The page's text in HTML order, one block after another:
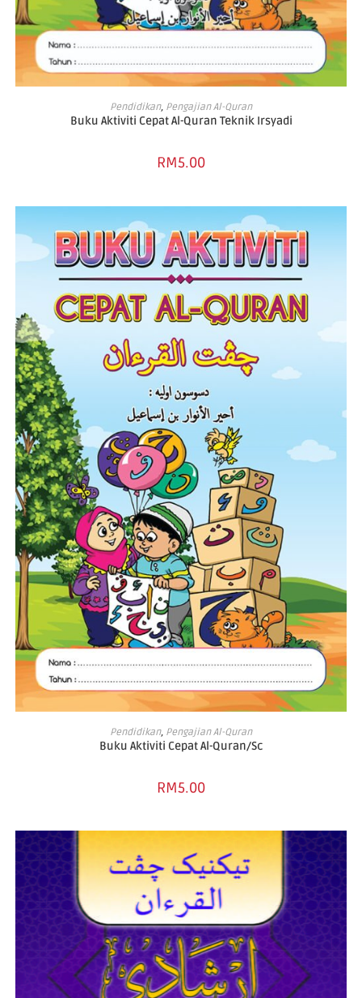
ADD TO BASKET
Pendidikan, Pengajian Al-Quran
Buku Aktiviti Cepat Al-Quran Teknik Irsyadi
RM5.00
ADD TO BASKET
Pendidikan, Pengajian Al-Quran
Buku Aktiviti Cepat Al-Quran/Sc
RM5.00